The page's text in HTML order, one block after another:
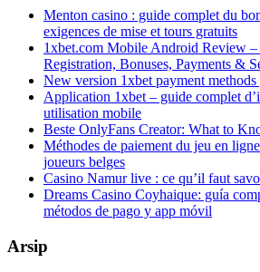
Menton casino : guide complet du
exigences de mise et tours gratuits
1xbet.com Mobile Android Review
Registration, Bonuses, Payments &
New version 1xbet payment
Application 1xbet – guide complet
utilisation mobile
Beste OnlyFans Creator: What to
Méthodes de paiement du jeu en
joueurs belges
Casino Namur live : ce qu’il faut
Dreams Casino Coyhaique: guía
métodos de pago y app móvil
Arsip